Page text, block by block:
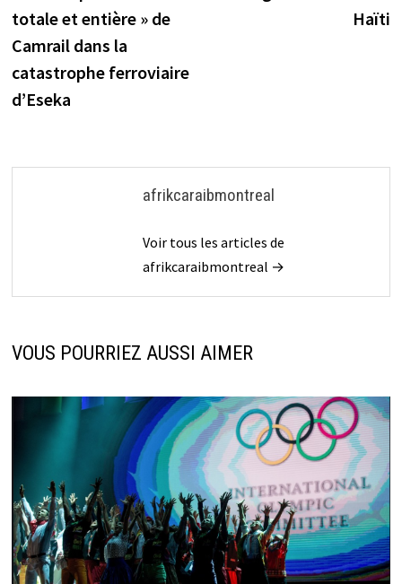
totale et entière » de
Camrail dans la
catastrophe ferroviaire
d’Eseka
Haïti
afrikcaraibmontreal
Voir tous les articles de
afrikcaraibmontreal →
VOUS POURRIEZ AUSSI AIMER